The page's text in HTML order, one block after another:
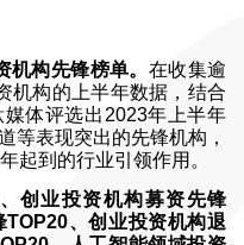
构先锋榜单。 在收集逾
机构的上半年数据，结合
体评选出2023年上半年
等表现突出的先锋机构，
起到的行业引领作用。
创业投资机构募资先锋
、创业投资机构退